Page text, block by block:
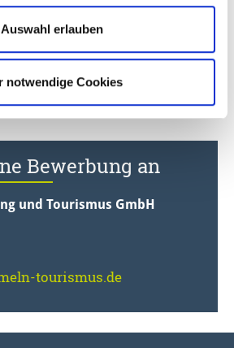
Auswahl erlauben
notwendige Cookies
mit uns gemeinsam die Melodie
und Besucher*innen aus
dann freuen wir uns auf
Bewerbung an
und Tourismus GmbH
tourismus.de